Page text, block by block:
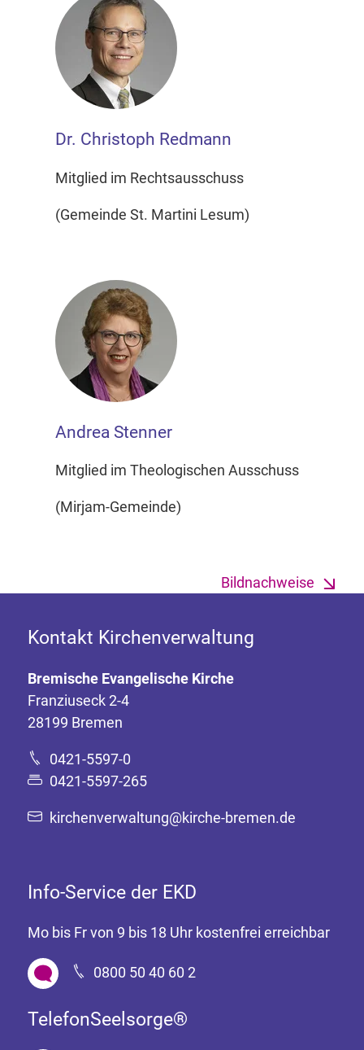
Dr. Christoph Redmann
Mitglied im Rechtsausschuss
(Gemeinde St. Martini Lesum)
Andrea Stenner
Mitglied im Theologischen Ausschuss
(Mirjam-Gemeinde)
Bildnachweise
Kontakt Kirchenverwaltung
Bremische Evangelische Kirche
Franziuseck 2-4
28199 Bremen
0421-5597-0
0421-5597-265
kirchenverwaltung@kirche-bremen.de
Info-Service der EKD
Mo bis Fr von 9 bis 18 Uhr kostenfrei erreichbar
0800 50 40 60 2
TelefonSeelsorge®